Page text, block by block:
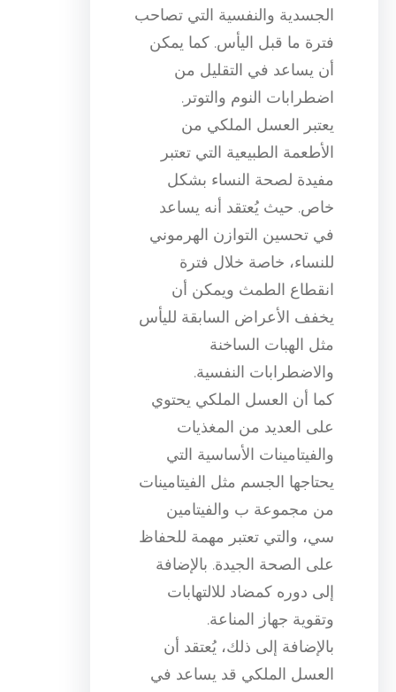
الجسدية والنفسية التي تصاحب
فترة ما قبل اليأس. كما يمكن
أن يساعد في التقليل من
اضطرابات النوم والتوتر.
يعتبر العسل الملكي من
الأطعمة الطبيعية التي تعتبر
مفيدة لصحة النساء بشكل
خاص. حيث يُعتقد أنه يساعد
في تحسين التوازن الهرموني
للنساء، خاصة خلال فترة
انقطاع الطمث ويمكن أن
يخفف الأعراض السابقة لليأس
مثل الهبات الساخنة
والاضطرابات النفسية.
كما أن العسل الملكي يحتوي
على العديد من المغذيات
والفيتامينات الأساسية التي
يحتاجها الجسم مثل الفيتامينات
من مجموعة ب والفيتامين
سي، والتي تعتبر مهمة للحفاظ
على الصحة الجيدة. بالإضافة
إلى دوره كمضاد للالتهابات
وتقوية جهاز المناعة.
بالإضافة إلى ذلك، يُعتقد أن
العسل الملكي قد يساعد في